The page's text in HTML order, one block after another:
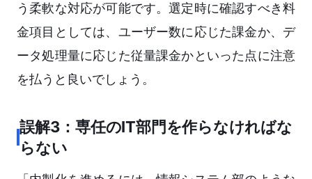
う柔軟な対応が可能です。選定時に確認すべき料
金項目としては、ユーザー数に応じた課金か、デ
ータ処理量に応じた従量課金かといった点に注意
を払うと良いでしょう。
誤解3：専任のIT部門を作らなければな
らない